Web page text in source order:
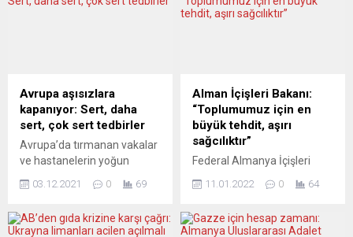
Avrupa aşısızlara
kapanıyor: Sert, daha
sert, çok sert tedbirler
Avrupa’da tırmanan vakalar
ve hastanelerin yoğun
kıtada özellikle de
sert uygulamayı
03.12.2021 0 69
Alman İçişleri Bakanı:
“Toplumumuz için en
büyük tehdit, aşırı
sağcılıktır”
Federal Almanya İçişleri
demokrasi ve çoğulcu
tehdidin aşırı sağdan
11.01.2022 0 64